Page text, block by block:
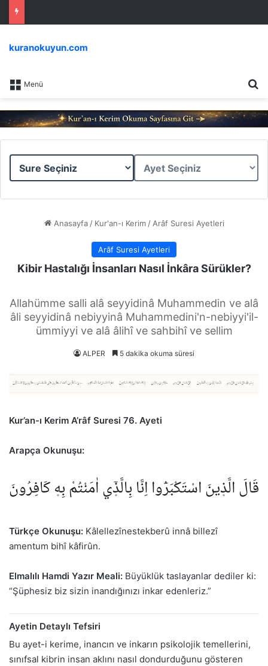
Menü
kuranokuyun.com
Sure
Ayet
Anasayfa / Kur'an-ı Kerim / Arâf Suresi Ayetleri
Arâf Suresi Ayetleri
Kibir Hastalığı İnsanları Nasıl İnkâra Sürükler?
Allahümme salli alâ seyyidinâ Muhammedin ve alâ
âli seyyidinâ nebiyyinâ Muhammedini'n-nebiyyi'il-
ümmiyyi ve alâ âlihî ve sahbihî ve sellim
ALPER 5 dakika okuma süresi
Kur’an-ı Kerim A’râf Suresi 76. Ayeti
Arapça Okunuşu:
قَالَ الَّذ۪ينَ اسْتَكْبَرُٓوا اِنَّا بِالَّذ۪ٓي اٰمَنْتُمْ بِه۪ كَافِرُونَ
Türkçe Okunuşu: Kâlellezînestekberû innâ billezî
amentum bihî kâfirûn.
Elmalılı Hamdi Yazır Meali: Büyüklük taslayanlar dediler ki:
“Şüphesiz biz sizin inandığınızı inkar edenleriz.”
Ayetin Detaylı Tefsiri
Bu ayet-i kerime, inancın ve inkarın psikolojik temellerini,
sınıfsal kibrin insan aklını nasıl dondurduğunu gösteren